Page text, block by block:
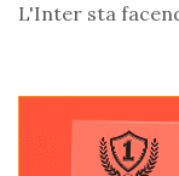
L'Inter sta